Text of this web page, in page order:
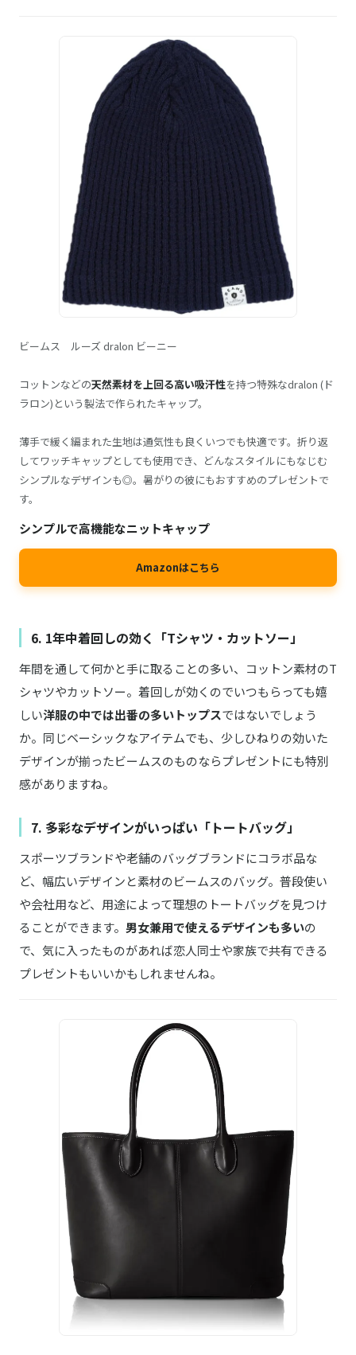
ビームス ルーズ dralon ビーニー
コットンなどの天然素材を上回る高い吸汗性を持つ特殊なdralon (ド
ラロン)という製法で作られたキャップ。
薄手で緩く編まれた生地は通気性も良くいつでも快適です。折り返
してワッチキャップとしても使用でき、どんなスタイルにもなじむ
シンプルなデザインも◎。暑がりの彼にもおすすめのプレゼントで
す。
シンプルで高機能なニットキャップ
Amazonはこちら
6. 1年中着回しの効く「Tシャツ・カットソー」
年間を通して何かと手に取ることの多い、コットン素材のT
シャツやカットソー。着回しが効くのでいつもらっても嬉
しい洋服の中では出番の多いトップスではないでしょう
か。同じベーシックなアイテムでも、少しひねりの効いた
デザインが揃ったビームスのものならプレゼントにも特別
感がありますね。
7. 多彩なデザインがいっぱい「トートバッグ」
スポーツブランドや老舗のバッグブランドにコラボ品な
ど、幅広いデザインと素材のビームスのバッグ。普段使い
や会社用など、用途によって理想のトートバッグを見つけ
ることができます。 男女兼用で使えるデザインも多いの
で、気に入ったものがあれば恋人同士や家族で共有できる
プレゼントもいいかもしれませんね。